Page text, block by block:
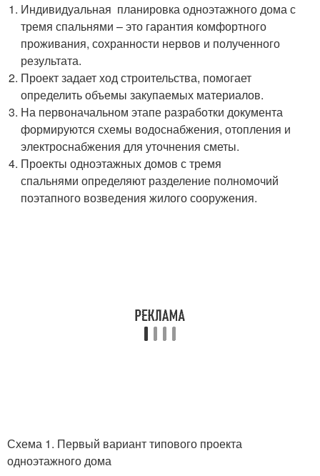
Индивидуальная планировка одноэтажного дома с
тремя спальнями – это гарантия комфортного
проживания, сохранности нервов и полученного
результата.
Проект задает ход строительства, помогает
определить объемы закупаемых материалов.
На первоначальном этапе разработки документа
формируются схемы водоснабжения, отопления и
электроснабжения для уточнения сметы.
Проекты одноэтажных домов с тремя
спальнями определяют разделение полномочий
поэтапного возведения жилого сооружения.
Схема 1. Первый вариант типового проекта
одноэтажного дома